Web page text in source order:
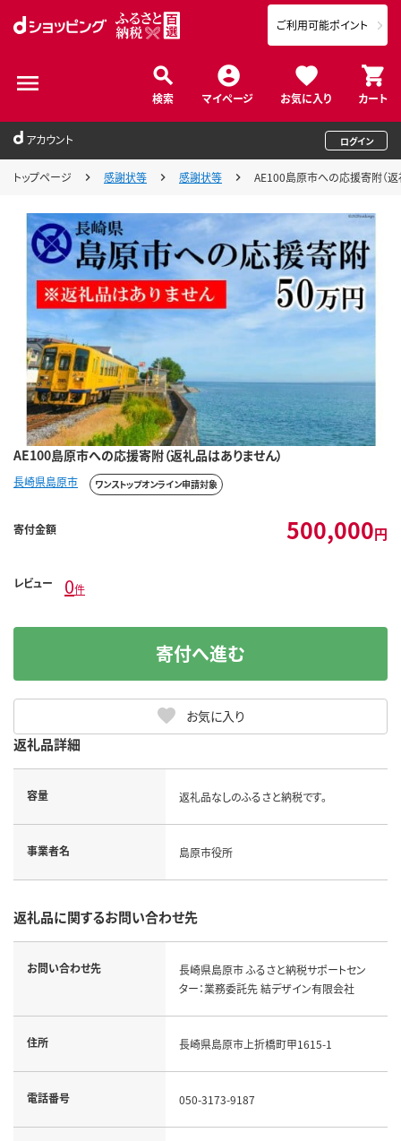
検索 マイページ お気に入り カート
ご利用可能ポイント
アカウント ログイン
トップページ 感謝状等 感謝状等 AE100島原市への応援寄附（返
AE100島原市への応援寄附（返礼品はありません）
長崎県島原市 ワンストップオンライン申請対象
寄付金額 500,000円
レビュー 0件
お気に入り
寄付へ進む
返礼品詳細
容量 返礼品なしのふるさと納税です。
事業者名 島原市役所
返礼品に関するお問い合わせ先
お問い合わせ先
長崎県島原市 ふるさと納税サポートセン
ター：業務委託先 結デザイン有限会社
住所 長崎県島原市上折橋町甲1615-1
電話番号 050-3173-9187